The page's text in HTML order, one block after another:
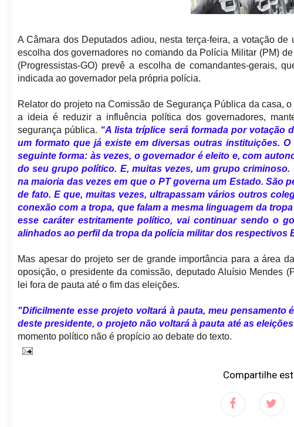
A Câmara dos Deputados adiou, nesta terça-feira, a votação
escolha dos governadores no comando da Polícia Militar (PM)
(Progressistas-GO) prevê a escolha de comandantes-gerais,
indicada ao governador pela própria polícia.
Relator do projeto na Comissão de Segurança Pública da casa,
a ideia é reduzir a influência política dos governadores,
segurança pública. “A lista tríplice será formada por votação
um formato que já existe em diversas outras instituições.
seguinte forma: às vezes, o governador é eleito e, com
do seu grupo político. E, muitas vezes, um grupo
na maioria das vezes em que o PT governa um Estado. São
de fato. E que, muitas vezes, ultrapassam vários outros
conexão com a tropa, que falam a mesma linguagem da
esse caráter estritamente político, vai continuar sendo o
alinhados ao perfil da tropa da polícia militar dos respectivos
Mas apesar do projeto ser de grande importância para a área
oposição, o presidente da comissão, deputado Aluísio Mendes
lei fora de pauta até o fim das eleições.
"Dificilmente esse projeto voltará à pauta, meu pensamento
deste presidente, o projeto não voltará à pauta até as
momento político não é propício ao debate do texto.
Compartilhe